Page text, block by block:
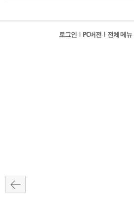
로그인 l PC버전 l 전체 메뉴